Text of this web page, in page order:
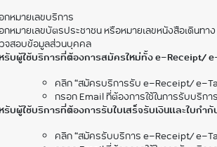
กหมายเลขบริการ
กหมายเลขบัตรประชาชน หรือหมายเลขหนังสือเดินทา
จสอบข้อมูลส่วนบุคคล
รับผู้ใช้บริการที่ต้องการสมัครใหม่ทั้ง e-Receipt/
คลิก “สมัครบริการรับ e-Receipt/ e-
กรอก Email ที่ต้องการใช้ในการรับบริการ
รับผู้ใช้บริการที่ต้องการรับใบเสร็จรับเงินและใบกำ
คลิก “สมัครรับบริการ e-Receipt/ e-